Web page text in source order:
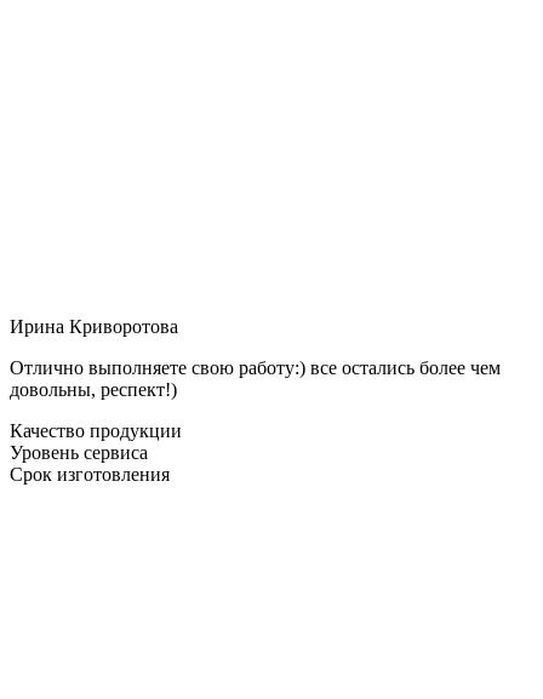
Ирина Криворотова
Отлично выполняете свою работу:) все остались более чем
довольны, респект!)
Качество продукции
Уровень сервиса
Срок изготовления